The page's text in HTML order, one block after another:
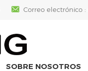
Correo electrónico :
SOBRE NOSOTROS